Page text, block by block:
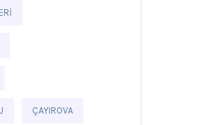
ÇAYIROVA